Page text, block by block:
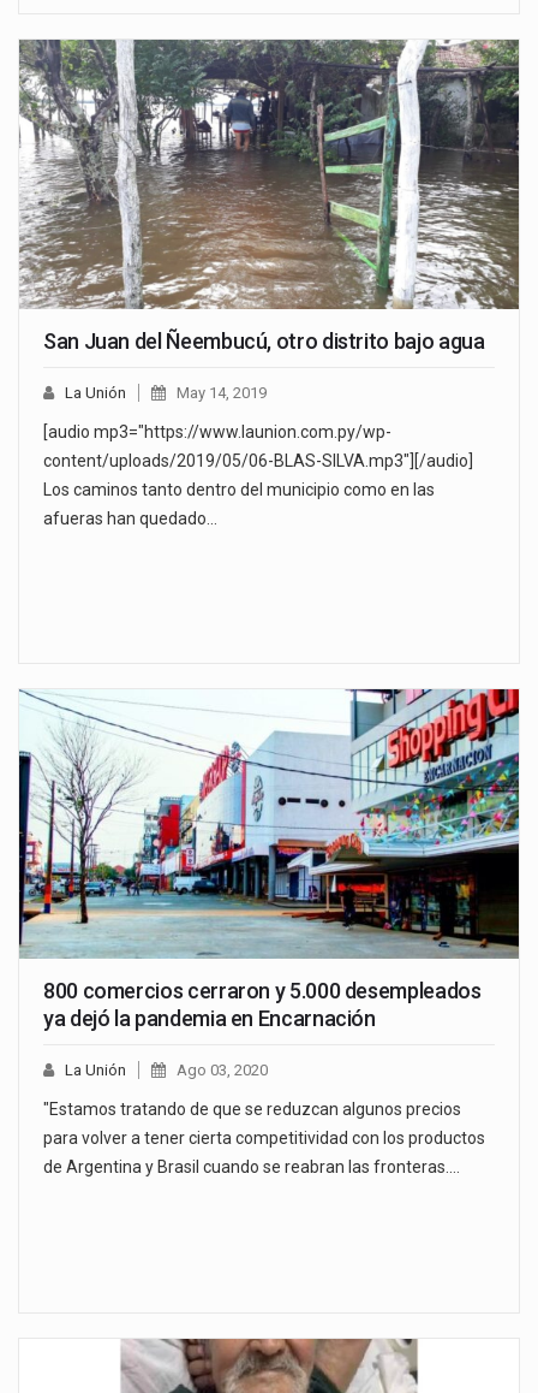
San Juan del Ñeembucú, otro distrito bajo agua
La Unión May 14, 2019
[audio mp3="https://www.launion.com.py/wp-
content/uploads/2019/05/06-BLAS-SILVA.mp3"][/audio]
Los caminos tanto dentro del municipio como en las
afueras han quedado…
800 comercios cerraron y 5.000 desempleados
ya dejó la pandemia en Encarnación
La Unión Ago 03, 2020
"Estamos tratando de que se reduzcan algunos precios
para volver a tener cierta competitividad con los productos
de Argentina y Brasil cuando se reabran las fronteras.…